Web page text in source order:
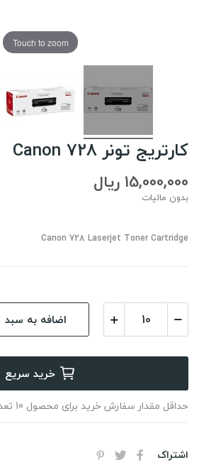
Touch to zoom
کارتریج تونر Canon 728
15,000,000 ریال
بدون مالیات
Canon 728 Laserjet Toner Cartridge
اضافه به سبد
خرید سریع
حداقل مقدار سفارش خرید برای محصول 10 تعداد است.
اشتراک